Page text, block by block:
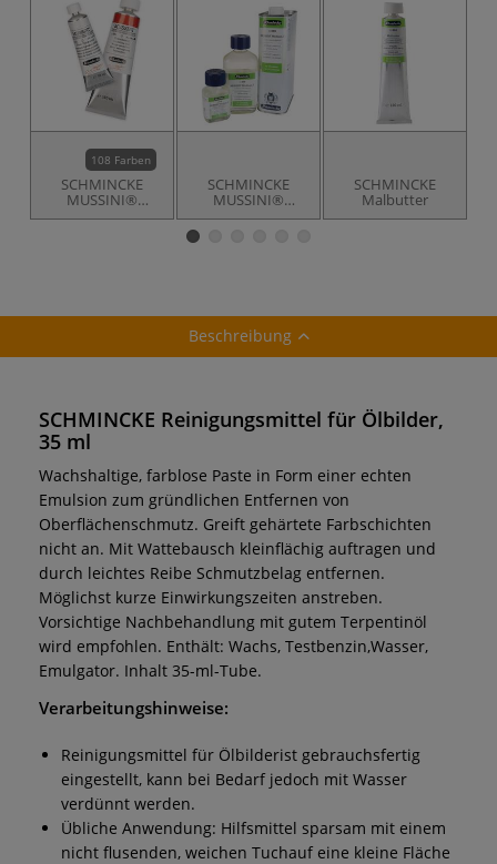
108 Farben
SCHMINCKE
MUSSINI®
Feinste Künstler-
SCHMINCKE
MUSSINI®
Medium 2
Trocknungsverzögerer
SCHMINCKE
Malbutter
Beschreibung
SCHMINCKE Reinigungsmittel für Ölbilder,
35 ml
Wachshaltige, farblose Paste in Form einer echten
Emulsion zum gründlichen Entfernen von
Oberflächenschmutz. Greift gehärtete Farbschichten
nicht an. Mit Wattebausch kleinflächig auftragen und
durch leichtes Reibe Schmutzbelag entfernen.
Möglichst kurze Einwirkungszeiten anstreben.
Vorsichtige Nachbehandlung mit gutem Terpentinöl
wird empfohlen. Enthält: Wachs, Testbenzin,Wasser,
Emulgator. Inhalt 35-ml-Tube.
Verarbeitungshinweise:
Reinigungsmittel für Ölbilderist gebrauchsfertig
eingestellt, kann bei Bedarf jedoch mit Wasser
verdünnt werden.
Übliche Anwendung: Hilfsmittel sparsam mit einem
nicht flusenden, weichen Tuchauf eine kleine Fläche